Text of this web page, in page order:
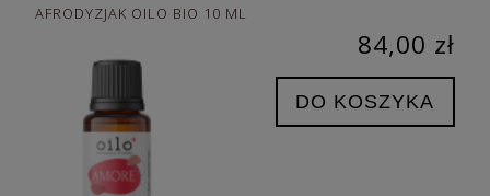
AFRODYZJAK OILO BIO 10 ML
84,00 zł
DO KOSZYKA